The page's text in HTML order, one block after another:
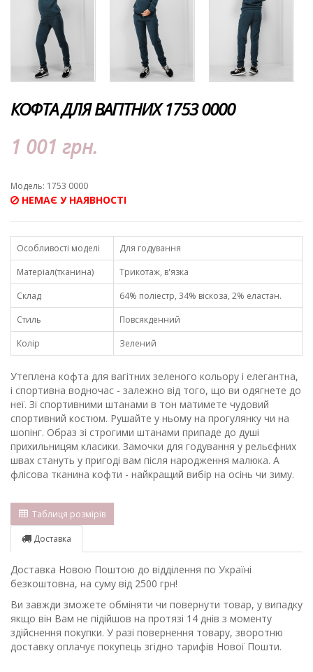
КОФТА ДЛЯ ВАГІТНИХ 1753 0000
1 001 грн.
Модель: 1753 0000
НЕМАЄ У НАЯВНОСТІ
Особливості моделі
Для годування
Матеріал(тканина)
Трикотаж, в'язка
Склад
64% поліестр, 34% віскоза, 2% еластан.
Стиль
Повсякденний
Колір
Зелений
Утеплена кофта для вагітних зеленого кольору і елегантна,
і спортивна водночас - залежно від того, що ви одягнете до
неї. Зі спортивними штанами в тон матимете чудовий
спортивний костюм. Рушайте у ньому на прогулянку чи на
шопінг. Образ зі строгими штанами припаде до душі
прихильницям класики. Замочки для годування у рельєфних
швах стануть у пригоді вам після народження малюка. А
флісова тканина кофти - найкращий вибір на осінь чи зиму.
Таблиця розмірів
Доставка
Доставка Новою Поштою до відділення по Україні
безкоштовна, на суму від 2500 грн!
Ви завжди зможете обміняти чи повернути товар, у випадку
якщо він Вам не підійшов на протязі 14 днів з моменту
здійснення покупки. У разі повернення товару, зворотню
доставку оплачує покупець згідно тарифів Нової Пошти.